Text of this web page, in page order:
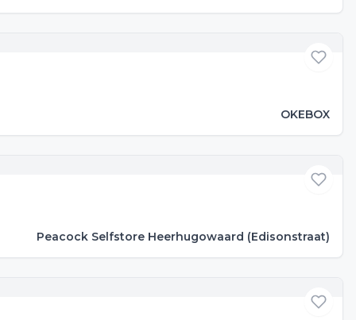
OKEBOX
Peacock Selfstore Heerhugowaard (Edisonstraat)